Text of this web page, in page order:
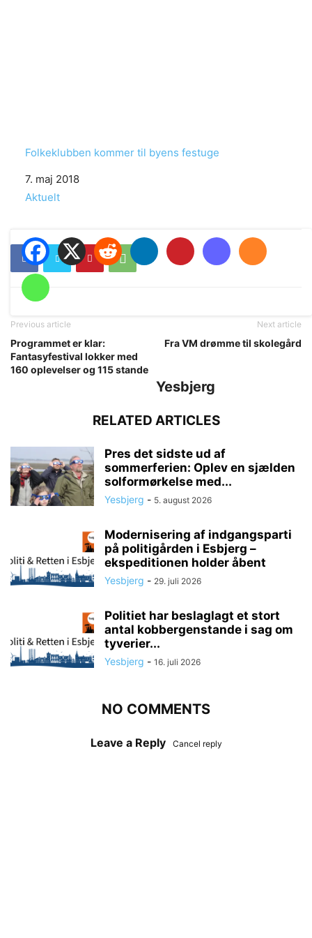
Folkeklubben kommer til byens festuge
Date
7. maj 2018
In relation to
Aktuelt
Previous article
Programmet er klar:
Fantasyfestival lokker med
160 oplevelser og 115 stande
Next article
Fra VM drømme til skolegård
Yesbjerg
RELATED ARTICLES
Pres det sidste ud af
sommerferien: Oplev en sjælden
solformørkelse med...
Yesbjerg - 5. august 2026
Modernisering af indgangsparti
på politigården i Esbjerg –
ekspeditionen holder åbent
Yesbjerg - 29. juli 2026
Politiet har beslaglagt et stort
antal kobbergenstande i sag om
tyverier...
Yesbjerg - 16. juli 2026
NO COMMENTS
Leave a Reply Cancel reply